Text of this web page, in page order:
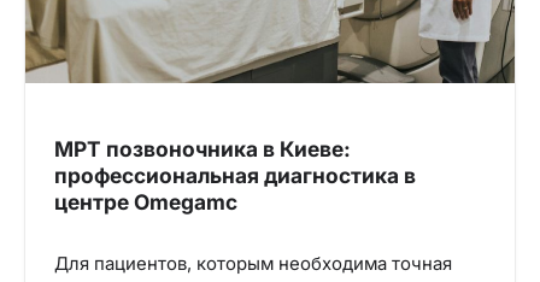
МРТ позвоночника в Киеве:
профессиональная диагностика в
центре Omegamc
Для пациентов, которым необходима точная